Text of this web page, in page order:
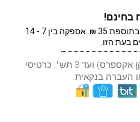
בחינם!
לנק׳ איסוף קרובה או עם שליח בתוספת 35 ₪. אספקה בין 7 - 14
בעת הזו.
*תשלום באשראי (חוץ מאמריקן אקספרס) ועד 3 תש׳, כרטיסי
העברה בנקאית.